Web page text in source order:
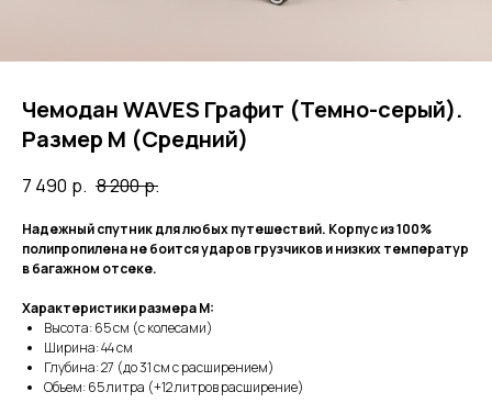
Чемодан WAVES Графит (Темно-серый).
Размер M (Средний)
7 490 р. 8 200р.
Надежный спутник для любых путешествий. Корпус из 100%
полипропилена не боится ударов грузчиков и низких температур
в багажном отсеке.
Характеристики размера M:
Высота: 65 см (с колесами)
Ширина: 44 см
Глубина: 27 (до 31 см с расширением)
Объем: 65 литра (+12 литров расширение)